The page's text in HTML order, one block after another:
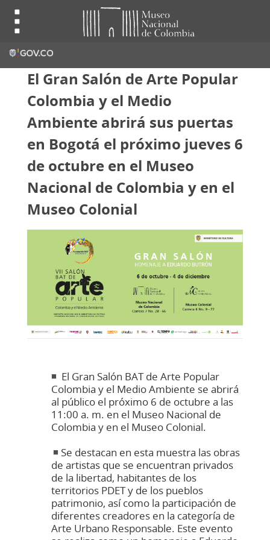
El Gran Salón de Arte Popular
Colombia y el Medio
Ambiente abrirá sus puertas
en Bogotá el próximo jueves 6
de octubre en el Museo
Nacional de Colombia y en el
Museo Colonial
◾ El Gran Salón BAT de Arte Popular
Colombia y el Medio Ambiente se abrirá
al público el próximo 6 de octubre a las
11:00 a. m. en el Museo Nacional de
Colombia y en el Museo Colonial.
◾ Se destacan en esta muestra las obras
de artistas que se encuentran privados
de la libertad, habitantes de los
territorios PDET y de los pueblos
patrimonio, así como la participación de
diferentes creadores en la categoría de
Arte Urbano Responsable. Este evento